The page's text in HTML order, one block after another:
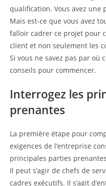
qualification. Vous avez
Mais est-ce que vous avez
falloir cadrer ce projet pour
client et non seulement les
Si vous ne savez pas par où
conseils pour commencer.
Interrogez les
prenantes
La première étape pour
exigences de l’entreprise
principales parties
Il peut s’agir de chefs de
cadres exécutifs. Il s’agit